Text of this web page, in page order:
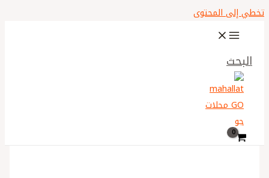
تخطي إلى المحتوى
البحث